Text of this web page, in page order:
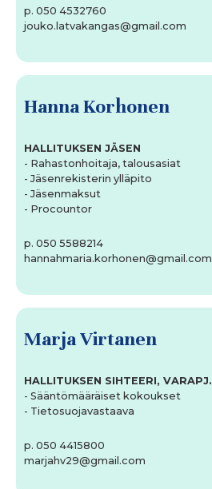
p. 050 4532760
jouko.latvakangas@gmail.com
Hanna Korhonen
HALLITUKSEN JÄSEN
- Rahastonhoitaja, talousasiat
- Jäsenrekisterin ylläpito
- Jäsenmaksut
- Procountor
p. 050 5588214
hannahmaria.korhonen@gmail.com
Marja Virtanen
HALLITUKSEN SIHTEERI, VARAPJ.
- Sääntömääräiset kokoukset
- Tietosuojavastaava
p. 050 4415800
marjahv29@gmail.com